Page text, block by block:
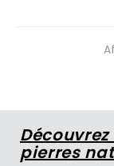
pierres